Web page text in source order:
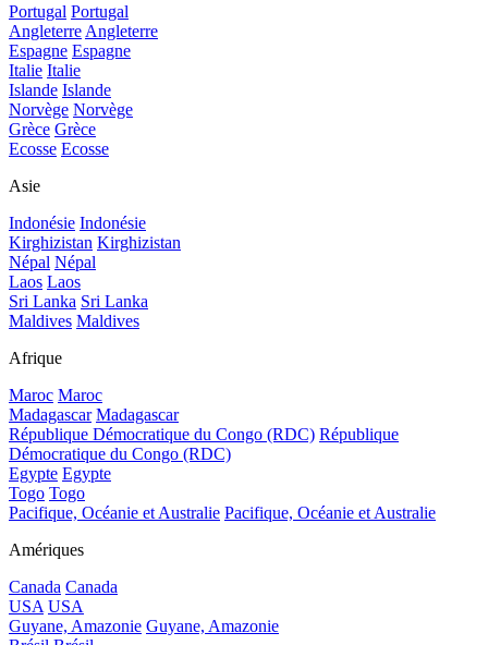
Portugal Portugal
Angleterre Angleterre
Espagne Espagne
Italie Italie
Islande Islande
Norvège Norvège
Grèce Grèce
Ecosse Ecosse
Asie
Indonésie Indonésie
Kirghizistan Kirghizistan
Népal Népal
Laos Laos
Sri Lanka Sri Lanka
Maldives Maldives
Afrique
Maroc Maroc
Madagascar Madagascar
République Démocratique du Congo (RDC) République
Démocratique du Congo (RDC)
Egypte Egypte
Togo Togo
Pacifique, Océanie et Australie Pacifique, Océanie et Australie
Amériques
Canada Canada
USA USA
Guyane, Amazonie Guyane, Amazonie